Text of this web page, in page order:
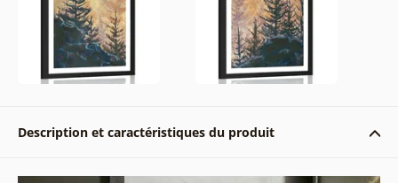
Description et caractéristiques du produit